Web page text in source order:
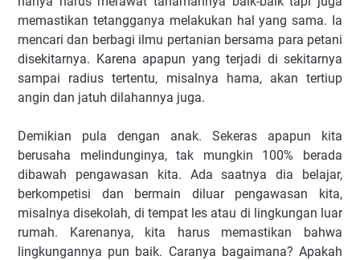
memastikan tetangganya melakukan hal yang sama. Ia
mencari dan berbagi ilmu pertanian bersama para petani
disekitarnya. Karena apapun yang terjadi di sekitarnya
sampai radius tertentu, misalnya hama, akan tertiup
angin dan jatuh dilahannya juga.
Demikian pula dengan anak. Sekeras apapun kita
berusaha melindunginya, tak mungkin 100% berada
dibawah pengawasan kita. Ada saatnya dia belajar,
berkompetisi dan bermain diluar pengawasan kita,
misalnya disekolah, di tempat les atau di lingkungan luar
rumah. Karenanya, kita harus memastikan bahwa
lingkungannya pun baik. Caranya bagaimana? Apakah